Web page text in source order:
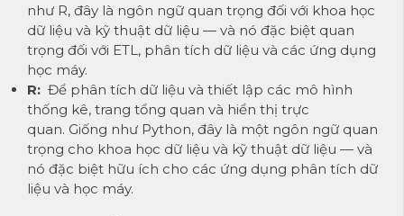
như R, đây là ngôn ngữ quan trọng đối với khoa học
dữ liệu và kỹ thuật dữ liệu — và nó đặc biệt quan
trọng đối với ETL, phân tích dữ liệu và các ứng dụng
học máy.
R: Để phân tích dữ liệu và thiết lập các mô hình
thống kê, trang tổng quan và hiển thị trực
quan. Giống như Python, đây là một ngôn ngữ quan
trọng cho khoa học dữ liệu và kỹ thuật dữ liệu — và
nó đặc biệt hữu ích cho các ứng dụng phân tích dữ
liệu và học máy.